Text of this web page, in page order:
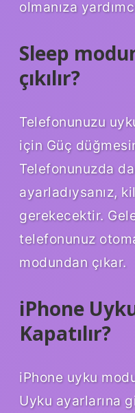
olmanıza
Sleep
çıkılır?
Telefonunuzu
için Güç
Telefonunuzda
ayarladıysanız,
gerekecektir.
telefonunuz
modundan çıkar.
iPhone
Kapatılır?
iPhone uyku
Uyku ayarlarına